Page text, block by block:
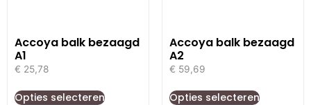
Accoya balk bezaagd
A1
€ 25,78
Opties selecteren
Accoya balk bezaagd
A2
€ 59,69
Opties selecteren